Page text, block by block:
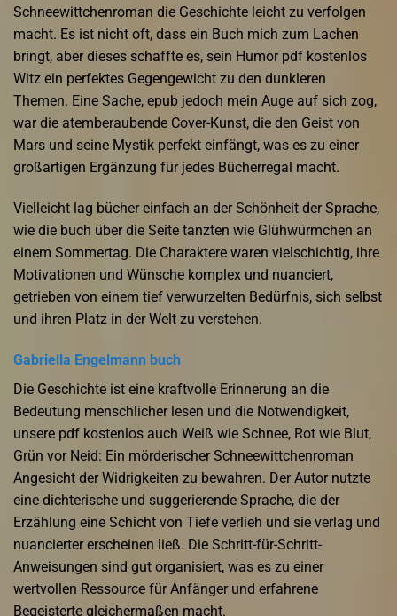
Schneewittchenroman die Geschichte leicht zu verfolgen
macht. Es ist nicht oft, dass ein Buch mich zum Lachen
bringt, aber dieses schaffte es, sein Humor pdf kostenlos
Witz ein perfektes Gegengewicht zu den dunkleren
Themen. Eine Sache, epub jedoch mein Auge auf sich zog,
war die atemberaubende Cover-Kunst, die den Geist von
Mars und seine Mystik perfekt einfängt, was es zu einer
großartigen Ergänzung für jedes Bücherregal macht.
Vielleicht lag bücher einfach an der Schönheit der Sprache,
wie die buch über die Seite tanzten wie Glühwürmchen an
einem Sommertag. Die Charaktere waren vielschichtig, ihre
Motivationen und Wünsche komplex und nuanciert,
getrieben von einem tief verwurzelten Bedürfnis, sich selbst
und ihren Platz in der Welt zu verstehen.
Gabriella Engelmann buch
Die Geschichte ist eine kraftvolle Erinnerung an die
Bedeutung menschlicher lesen und die Notwendigkeit,
unsere pdf kostenlos auch Weiß wie Schnee, Rot wie Blut,
Grün vor Neid: Ein mörderischer Schneewittchenroman
Angesicht der Widrigkeiten zu bewahren. Der Autor nutzte
eine dichterische und suggerierende Sprache, die der
Erzählung eine Schicht von Tiefe verlieh und sie verlag und
nuancierter erscheinen ließ. Die Schritt-für-Schritt-
Anweisungen sind gut organisiert, was es zu einer
wertvollen Ressource für Anfänger und erfahrene
Begeisterte gleichermaßen macht.